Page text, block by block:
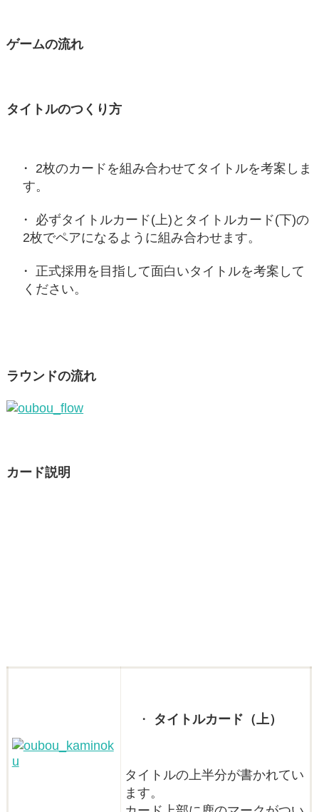
ゲームの流れ
タイトルのつくり方
2枚のカードを組み合わせてタイトルを考案しま
す。
必ずタイトルカード(上)とタイトルカード(下)の
2枚でペアになるように組み合わせます。
正式採用を目指して面白いタイトルを考案して
ください。
ラウンドの流れ
カード説明
タイトルカード（上）
タイトルの上半分が書かれてい
ます。